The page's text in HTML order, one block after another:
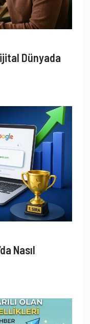
Dünyada
Nasıl